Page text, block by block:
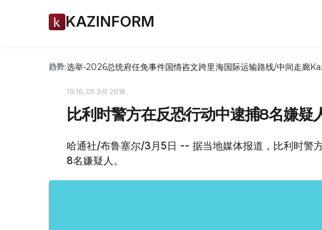
KAZINFORM
趋势:选举-2026总统府任免事件国情咨文跨里海国际运输路线/中间走廊
19:16, 05 3月 2018
比利时警方在反恐行动中逮捕8名嫌疑
哈通社/布鲁塞尔/3月5日 -- 据当地媒体报道，比利时警
8名嫌疑人。